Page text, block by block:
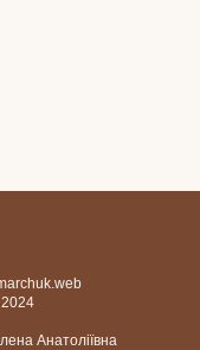
Анатоліївна